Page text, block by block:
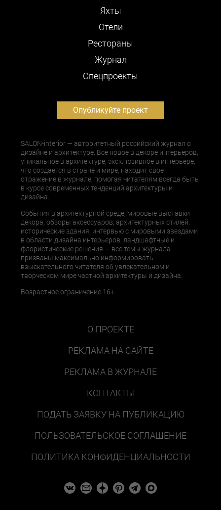
Яхты
Отели
Рестораны
Журнал
Cпецпроекты
Опубликуйте проект
SALON-interior — авторитетный российский журнал о
дизайне и архитектуре. Все новое в декоре интерьеров,
уникальное в архитектуре, эксклюзивное в интерьере,
что создается в стране и мире, находит свое
отражение в журнале, помогая читателям всегда быть
в курсе современных тенденций архитектуры и
дизайна.
События в архитектурной среде, мировые выставки
декора, обзоры аксессуаров, архитектурных стилей,
исторические здания, интервью с мировыми звездами
в области дизайна интерьеров, ландшафтные и
флористические решения — все темы журнала
призваны максимально информировать
взыскательного читателя об увлекательном и
творческом мире частной архитектуры и дизайна.
Возрастное ограничение 16+
О ПРОЕКТЕ
РЕКЛАМА НА САЙТЕ
РЕКЛАМА В ЖУРНАЛЕ
КОНТАКТЫ
ПОДАТЬ ЗАЯВКУ НА ПУБЛИКАЦИЮ
ПОЛЬЗОВАТЕЛЬСКОЕ СОГЛАШЕНИЕ
ПОЛИТИКА КОНФИДЕНЦИАЛЬНОСТИ